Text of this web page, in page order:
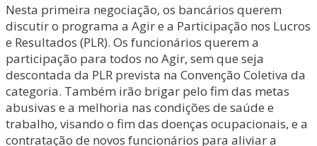
Nesta primeira negociação, os bancários querem
discutir o programa a Agir e a Participação nos Lucros
e Resultados (PLR). Os funcionários querem a
participação para todos no Agir, sem que seja
descontada da PLR prevista na Convenção Coletiva da
categoria. Também irão brigar pelo fim das metas
abusivas e a melhoria nas condições de saúde e
trabalho, visando o fim das doenças ocupacionais, e a
contratação de novos funcionários para aliviar a